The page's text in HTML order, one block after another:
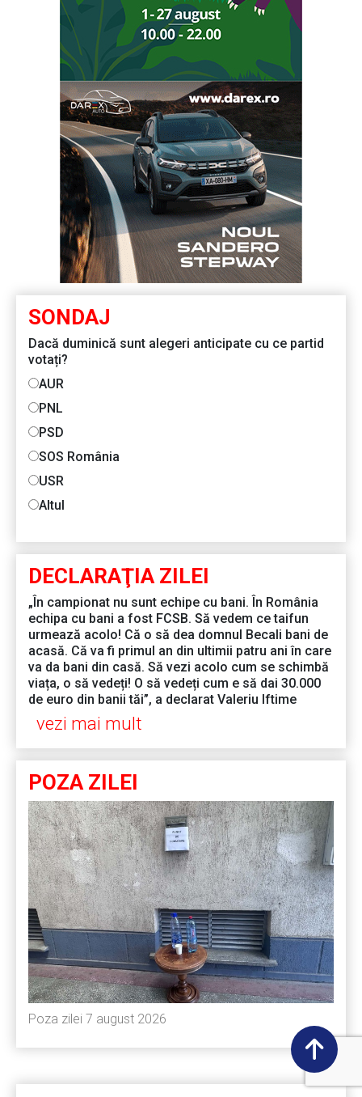
SONDAJ
Dacă duminică sunt alegeri anticipate cu ce partid
votați?
AUR
PNL
PSD
SOS România
USR
Altul
DECLARAŢIA ZILEI
„În campionat nu sunt echipe cu bani. În România
echipa cu bani a fost FCSB. Să vedem ce taifun
urmează acolo! Că o să dea domnul Becali bani de
acasă. Că va fi primul an din ultimii patru ani în care
va da bani din casă. Să vezi acolo cum se schimbă
viața, o să vedeți! O să vedeți cum e să dai 30.000
de euro din banii tăi”, a declarat Valeriu Iftime
vezi mai mult
POZA ZILEI
Poza zilei 7 august 2026